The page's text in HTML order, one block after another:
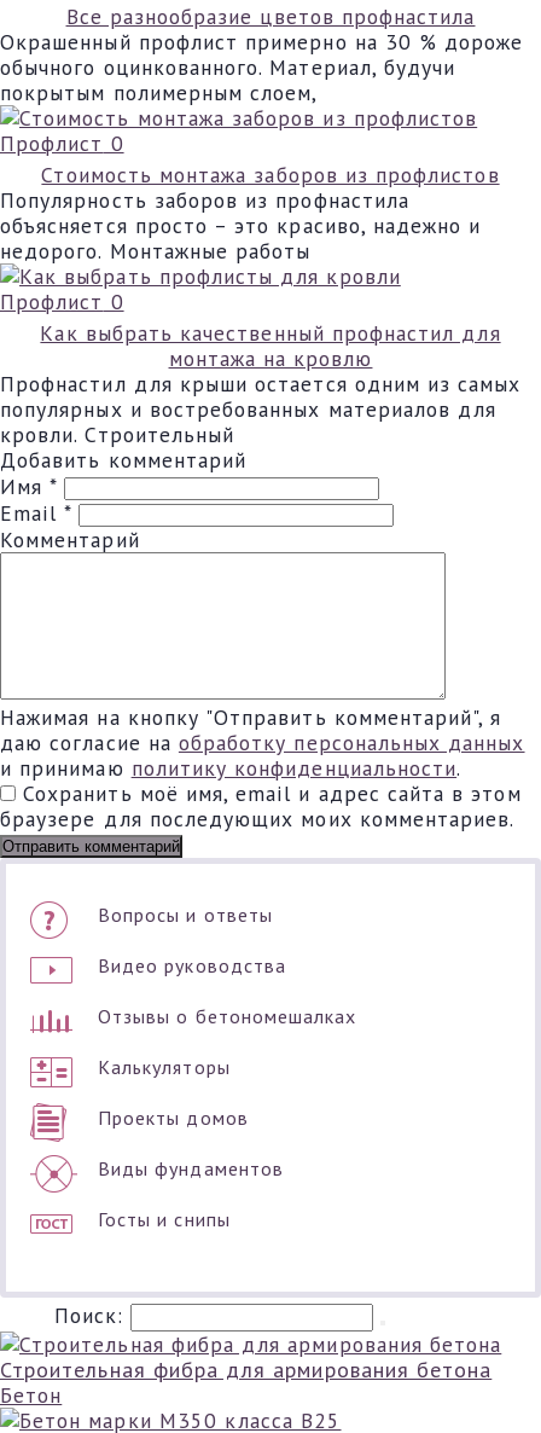
Все разнообразие цветов профнастила
Окрашенный профлист примерно на 30 % дороже
обычного оцинкованного. Материал, будучи
покрытым полимерным слоем,
Профлист 0
Стоимость монтажа заборов из профлистов
Популярность заборов из профнастила
объясняется просто – это красиво, надежно и
недорого. Монтажные работы
Профлист 0
Как выбрать качественный профнастил для
монтажа на кровлю
Профнастил для крыши остается одним из самых
популярных и востребованных материалов для
кровли. Строительный
Добавить комментарий
Имя*
Email*
Комментарий
Нажимая на кнопку "Отправить комментарий", я
даю согласие на обработку персональных данных
и принимаю политику конфиденциальности.
Сохранить моё имя, email и адрес сайта в этом
браузере для последующих моих комментариев.
Вопросы и ответы
Видео руководства
Отзывы о бетономешалках
Калькуляторы
Проекты домов
Виды фундаментов
Госты и снипы
Поиск:
Строительная фибра для армирования бетона
Бетон